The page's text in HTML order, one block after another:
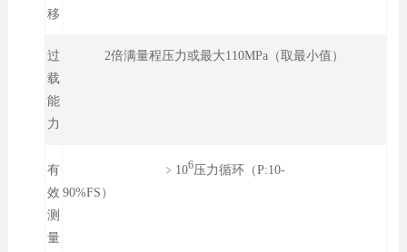
移
过
载
能
力
2倍满量程压力或最大110MPa（取最小值）
有
效
测
量
﹥106压力循环（P:10-
90%FS）